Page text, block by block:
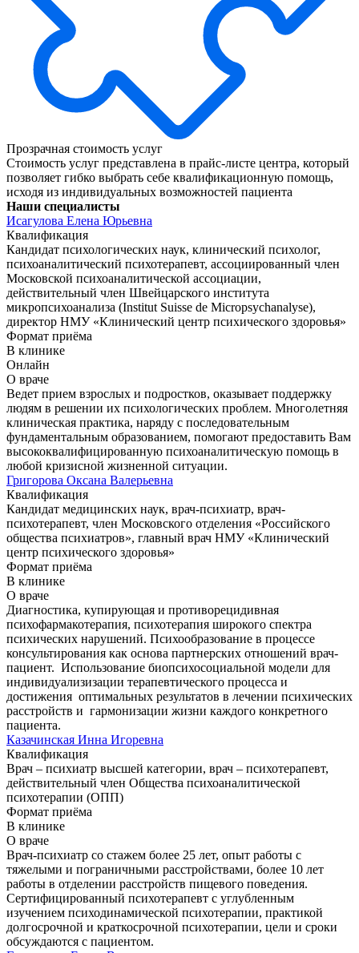
Прозрачная стоимость услуг
Стоимость услуг представлена в прайс-листе центра, который
позволяет гибко выбрать себе квалификационную помощь,
исходя из индивидуальных возможностей пациента
Наши специалисты
Исагулова Елена Юрьевна
Квалификация
Кандидат психологических наук, клинический психолог,
психоаналитический психотерапевт, ассоциированный член
Московской психоаналитической ассоциации,
действительный член Швейцарского института
микропсихоанализа (Institut Suisse de Micropsychanalyse),
директор НМУ «Клинический центр психического здоровья»
Формат приёма
В клинике
Онлайн
О враче
Ведет прием взрослых и подростков, оказывает поддержку
людям в решении их психологических проблем. Многолетняя
клиническая практика, наряду с последовательным
фундаментальным образованием, помогают предоставить Вам
высококвалифицированную психоаналитическую помощь в
любой кризисной жизненной ситуации.
Григорова Оксана Валерьевна
Квалификация
Кандидат медицинских наук, врач-психиатр, врач-
психотерапевт, член Московского отделения «Российского
общества психиатров», главный врач НМУ «Клинический
центр психического здоровья»
Формат приёма
В клинике
О враче
Диагностика, купирующая и противорецидивная
психофармакотерапия, психотерапия широкого спектра
психических нарушений. Психообразование в процессе
консультирования как основа партнерских отношений врач-
пациент. Использование биопсихосоциальной модели для
индивидуализизации терапевтического процесса и
достижения оптимальных результатов в лечении психических
расстройств и гармонизации жизни каждого конкретного
пациента.
Казачинская Инна Игоревна
Квалификация
Врач – психиатр высшей категории, врач – психотерапевт,
действительный член Общества психоаналитической
психотерапии (ОПП)
Формат приёма
В клинике
О враче
Врач-психиатр со стажем более 25 лет, опыт работы с
тяжелыми и пограничными расстройствами, более 10 лет
работы в отделении расстройств пищевого поведения.
Сертифицированный психотерапевт с углубленным
изучением психодинамической психотерапии, практикой
долгосрочной и краткосрочной психотерапии, цели и сроки
обсуждаются с пациентом.